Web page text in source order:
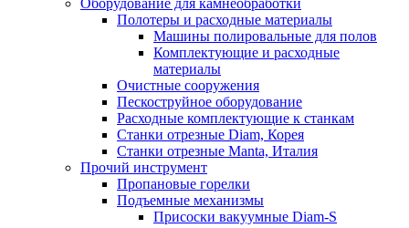
Оборудование для камнеобработки
Полотеры и расходные материалы
Машины полировальные для полов
Комплектующие и расходные
материалы
Очистные сооружения
Пескоструйное оборудование
Расходные комплектующие к станкам
Станки отрезные Diam, Корея
Станки отрезные Manta, Италия
Прочий инструмент
Пропановые горелки
Подъeмные механизмы
Присоски вакуумные Diam-S